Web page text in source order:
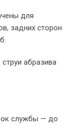
для
задних сторон
абразива
службы — до